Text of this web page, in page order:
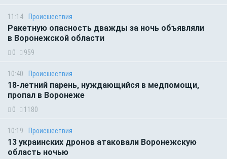
11:14 Происшествия
Ракетную опасность дважды за ночь объявляли
в Воронежской области
0 959
10:40 Происшествия
18-летний парень, нуждающийся в медпомощи,
пропал в Воронеже
0 1180
10:19 Происшествия
13 украинских дронов атаковали Воронежскую
область ночью